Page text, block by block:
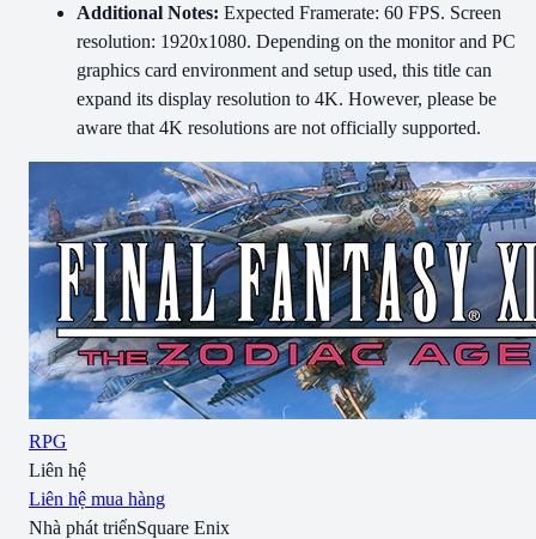
Additional Notes: Expected Framerate: 60 FPS. Screen
resolution: 1920x1080. Depending on the monitor and PC
graphics card environment and setup used, this title can
expand its display resolution to 4K. However, please be
aware that 4K resolutions are not officially supported.
RPG
Liên hệ
Liên hệ mua hàng
Nhà phát triểnSquare Enix